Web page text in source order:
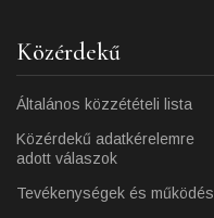
Közérdekű
Általános közzétételi lista
Közérdekű adatkérelemre
adott válaszok
Tevékenységek és működés